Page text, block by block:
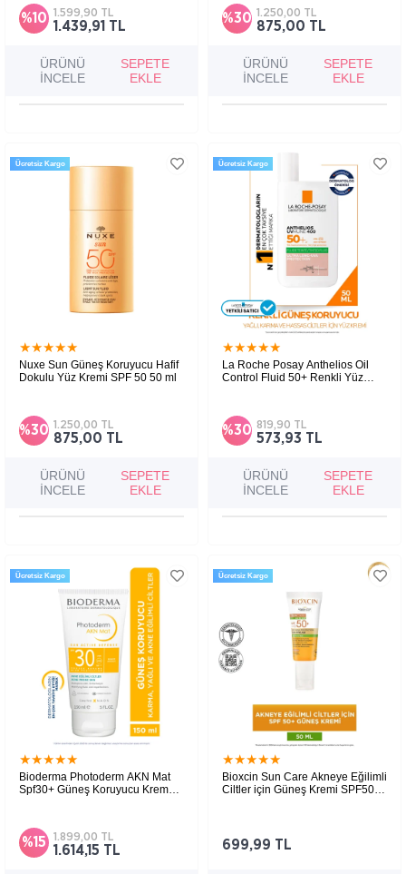
olan yüksek korumalı bir güneş bakım
ürünüdür.
%10
1.439,91 TL
1.599,90 TL
ÜRÜNÜ
İNCELE
SEPETE
EKLE
koruyucu kremdir.
%30
875,00 TL
1.250,00 TL
ÜRÜNÜ
İNCELE
SEPETE
EKLE
★★★★★
Nuxe Sun Güneş Koruyucu Hafif
Dokulu Yüz Kremi SPF 50 50 ml
%30
875,00 TL
1.250,00 TL
Ücretsiz Kargo
ÜRÜNÜ
İNCELE
SEPETE
EKLE
★★★★★
La Roche Posay Anthelios Oil
Control Fluid 50+ Renkli Yüz
%30
573,93 TL
819,90 TL
Ücretsiz Kargo
ÜRÜNÜ
İNCELE
SEPETE
EKLE
★★★★★
Bioderma Photoderm AKN Mat
Spf30+ Güneş Koruyucu Krem
sahip akne karşıtı güneş koruyucu
%15
1.614,15 TL
1.899,00 TL
Ücretsiz Kargo
★★★★★
Bioxcin Sun Care Akneye Eğilimli
Ciltler için Güneş Kremi SPF50+
azaltmaya yardımcı olur.
699,99 TL
Ücretsiz Kargo